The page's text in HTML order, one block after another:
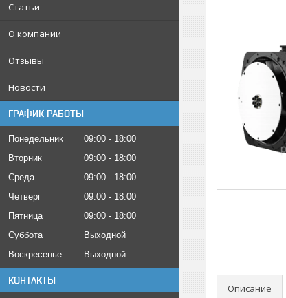
Статьи
О компании
Отзывы
Новости
ГРАФИК РАБОТЫ
Понедельник 09:00
18:00
Вторник
09:00
18:00
Среда
09:00
18:00
Четверг
09:00
18:00
Пятница
09:00
18:00
Суббота
Выходной
Воскресенье
Выходной
КОНТАКТЫ
Описание